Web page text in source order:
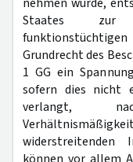
Staates zur
Grundrecht des
1 GG ein
sofern dies nicht
verlangt,
widerstreitenden